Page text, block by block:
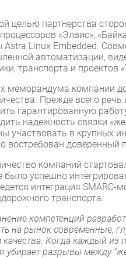
целью партнерства
«Элвис»,
Astra Linux Embedded.
автоматизации,
транспорта и проектов
меморандума компании
Прежде всего
гарантированную
надежность связки
участвовать в крупных
востребован доверенный
компаний
было успешно
интеграция
транспорта.
компетенций
на рынок современные,
качества. Когда каждый из
убирает разрывы между